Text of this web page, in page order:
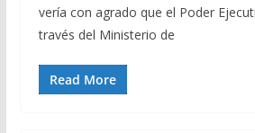
vería con agrado que el Poder
través del Ministerio de
Read More